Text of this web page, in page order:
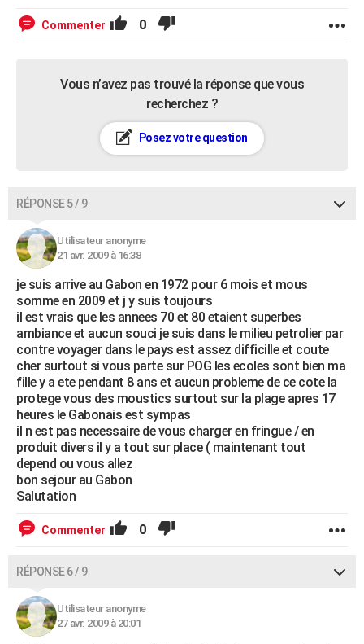
Commenter 0
Vous n’avez pas trouvé la réponse que vous
recherchez ?
Posez votre question
RÉPONSE 5 / 9
Utilisateur anonyme
21 avr. 2009 à 16:38
je suis arrive au Gabon en 1972 pour 6 mois et mous
somme en 2009 et j y suis toujours
il est vrais que les annees 70 et 80 etaient superbes
ambiance et aucun souci je suis dans le milieu petrolier par
contre voyager dans le pays est assez difficille et coute
cher surtout si vous parte sur POG les ecoles sont bien ma
fille y a ete pendant 8 ans et aucun probleme de ce cote la
protege vous des moustics surtout sur la plage apres 17
heures le Gabonais est sympas
il n est pas necessaire de vous charger en fringue / en
produit divers il y a tout sur place ( maintenant tout
depend ou vous allez
bon sejour au Gabon
Salutation
Commenter 0
RÉPONSE 6 / 9
Utilisateur anonyme
27 avr. 2009 à 20:01